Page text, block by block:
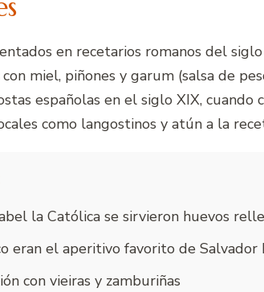
en recetarios romanos del siglo
miel, piñones y garum (salsa de
españolas en el siglo XIX, cuando
como langostinos y atún a la
la Católica se sirvieron huevos
eran el aperitivo favorito de Salvador
con vieiras y zamburiñas